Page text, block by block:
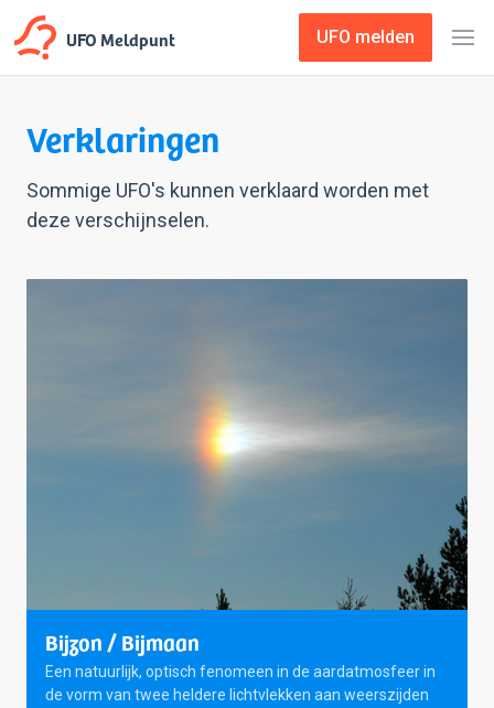
UFO Meldpunt UFO melden
Verklaringen
Sommige UFO's kunnen verklaard worden met
deze verschijnselen.
Bijzon / Bijmaan
Een natuurlijk, optisch fenomeen in de aardatmosfeer in
de vorm van twee heldere lichtvlekken aan weerszijden